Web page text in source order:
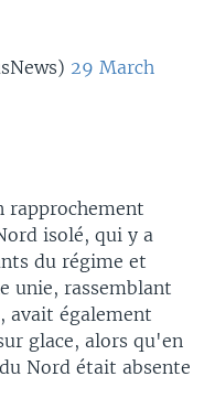
29 March
rapprochement
isolé, qui y a
du régime et
unie, rassemblant
avait également
glace, alors qu'en
Nord était absente